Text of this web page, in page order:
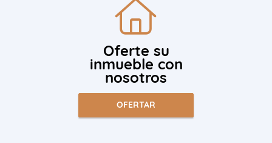
Oferte su
inmueble con
nosotros
OFERTAR